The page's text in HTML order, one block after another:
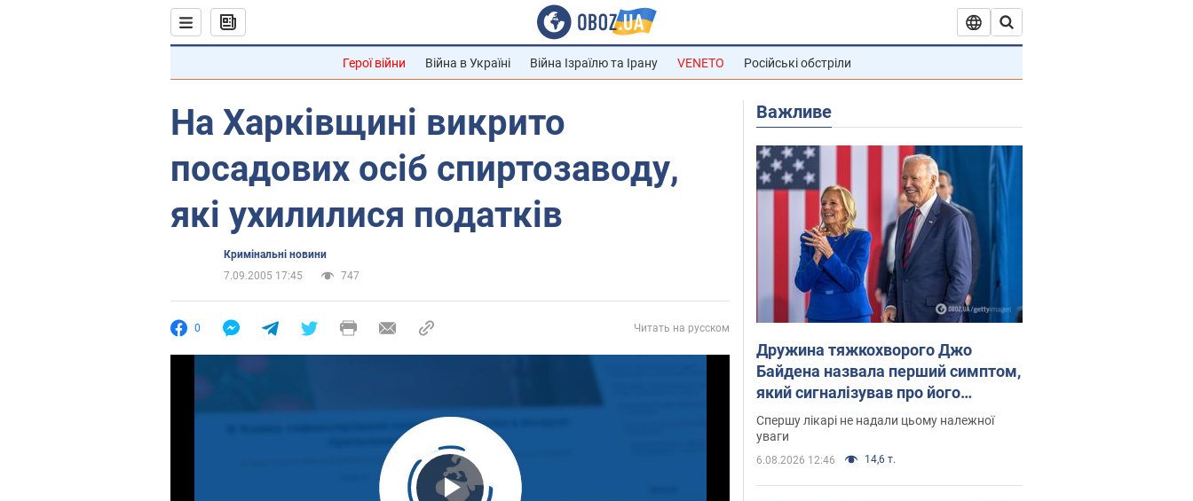
Герої війни Війна в Україні Війна Ізраїлю та Ірану VENETO Російські обстріли
На Харківщині викрито
посадових осіб спиртозаводу,
які ухилилися податків
Кримінальні новини
7.09.2005 17:45
747
0 Читать на русском
Важливе
Дружина тяжкохворого Джо
Байдена назвала перший симптом,
який сигналізував про його
"агресивний" рак
Спершу лікарі не надали цьому належної
уваги
6.08.2026 12:46 14,6 т.